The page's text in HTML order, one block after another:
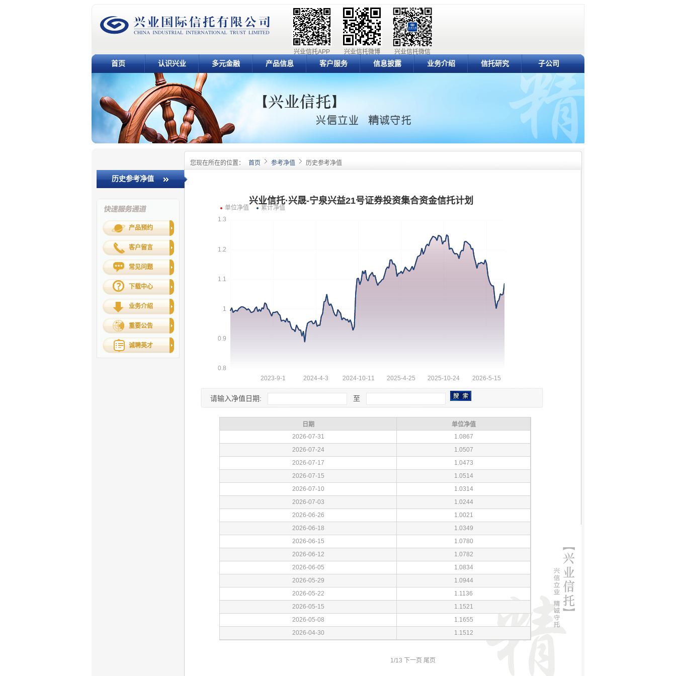
兴业信托微信
兴业信托微博
兴业信托APP
首页 认识兴业 多元金融 产品信息 客户服务 信息披露 业务介绍 信托研究 子公司
您现在所在的位置： 首页 参考净值 历史参考净值
历史参考净值
产品预约
客户留言
常见问题
下载中心
业务介绍
重要公告
诚聘英才
请输入净值日期: 至